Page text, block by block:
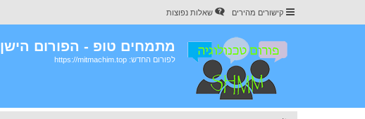
קישורים מהירים שאלות נפוצות
מתמחים טופ - הפורום הישן
לפורום החדש: https://mitmachim.top